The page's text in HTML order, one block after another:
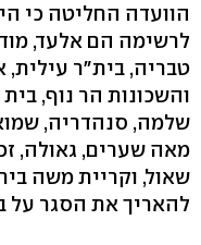
הוועדה החליטה כי
לרשימה הם אלעד,
טבריה, בית"ר עילית,
והשכונות הר נוף,
שלמה, סנהדריה,
מאה שערים, גאולה,
שאול, וקריית משה
להאריך את הסגר על